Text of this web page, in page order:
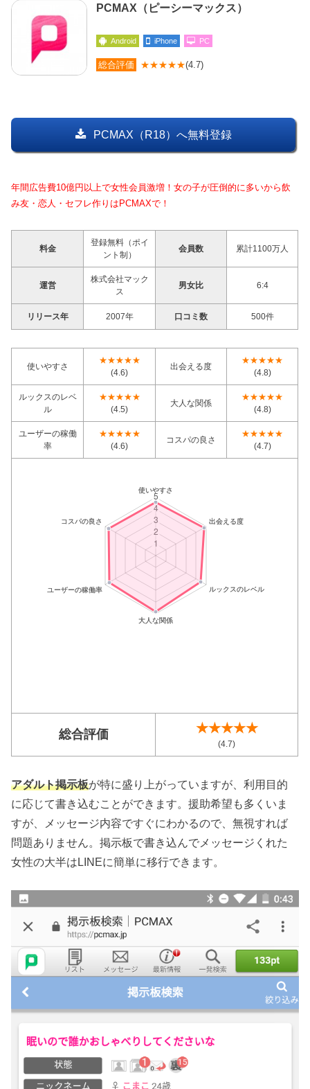
PCMAX（ピーシーマックス）
Android iPhone PC
総合評価 ★★★★★(4.7)
PCMAX（R18）へ無料登録
年間広告費10億円以上で女性会員激増！女の子が圧倒的に多いから飲
み友・恋人・セフレ作りはPCMAXで！
料金
登録無料（ポイ
ント制）
会員数 累計1100万人
運営
株式会社マック
ス
男女比 6:4
リリース年 2007年 口コミ数 500件
使いやすさ
★★★★★
(4.6)
出会える度
★★★★★
(4.8)
ルックスのレベ
ル
★★★★★
(4.5)
大人な関係
★★★★★
(4.8)
ユーザーの稼働
率
★★★★★
(4.6)
コスパの良さ
★★★★★
(4.7)
総合評価 ★★★★★
(4.7)
アダルト掲示板が特に盛り上がっていますが、利用目的
に応じて書き込むことができます。援助希望も多くいま
すが、メッセージ内容ですぐにわかるので、無視すれば
問題ありません。掲示板で書き込んでメッセージくれた
女性の大半はLINEに簡単に移行できます。